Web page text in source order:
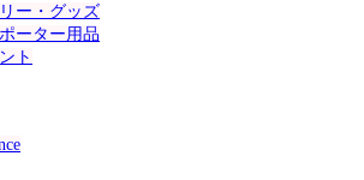
ー・グッズ
ーター用品
ト